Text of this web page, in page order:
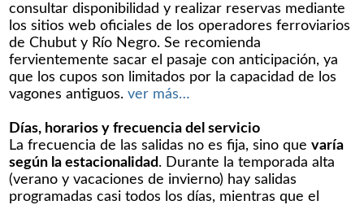
consultar disponibilidad y realizar reservas mediante
los sitios web oficiales de los operadores ferroviarios
de Chubut y Río Negro. Se recomienda
fervientemente sacar el pasaje con anticipación, ya
que los cupos son limitados por la capacidad de los
vagones antiguos.ver más…
Días, horarios y frecuencia del servicio
La frecuencia de las salidas no es fija, sino quevaría
según la estacionalidad . Durante la temporada alta
(verano y vacaciones de invierno) hay salidas
programadas casi todos los días, mientras que el